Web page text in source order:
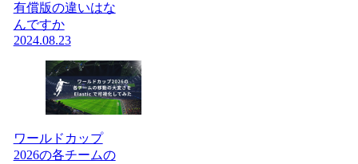
有償版の違いはな
んですか
2024.08.23
ワールドカップ
2026の各チームの